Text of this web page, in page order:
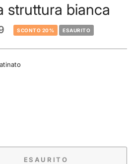
struttura bianca
SCONTO 20% ESAURITO
ESAURITO